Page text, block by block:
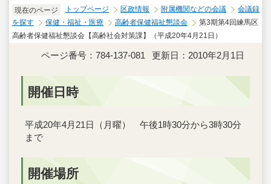
現在のページ トップページ 区政情報 附属機関などの会議
会議録
を探す
保健・福祉・医療 高齢者保健福祉懇談会
第3期第4回練馬区
高齢者保健福祉懇談会【高齢社会対策課】（平成20年4月21日）
ページ番号：784-137-081 更新日：2010年2月1日
開催日時
平成20年4月21日（月曜） 午後1時30分から3時30分
まで
開催場所